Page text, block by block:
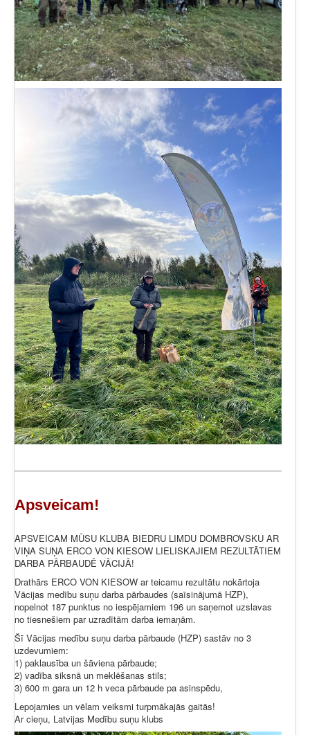
Apsveicam!
APSVEICAM MŪSU KLUBA BIEDRU LIMDU DOMBROVSKU AR
VIŅA SUŅA ERCO VON KIESOW LIELISKAJIEM REZULTĀTIEM
DARBA PĀRBAUDĒ VĀCIJĀ!
Drathārs ERCO VON KIESOW ar teicamu rezultātu nokārtoja
Vācijas medību suņu darba pārbaudes (saīsinājumā HZP),
nopelnot 187 punktus no iespējamiem 196 un saņemot uzslavas
no tiesnešiem par uzradītām darba iemaņām.
Šī Vācijas medību suņu darba pārbaude (HZP) sastāv no 3
uzdevumiem:
1) paklausība un šāviena pārbaude;
2) vadība siksnā un meklēšanas stils;
3) 600 m gara un 12 h veca pārbaude pa asinspēdu,
Lepojamies un vēlam veiksmi turpmākajās gaitās!
Ar cieņu, Latvijas Medību suņu klubs